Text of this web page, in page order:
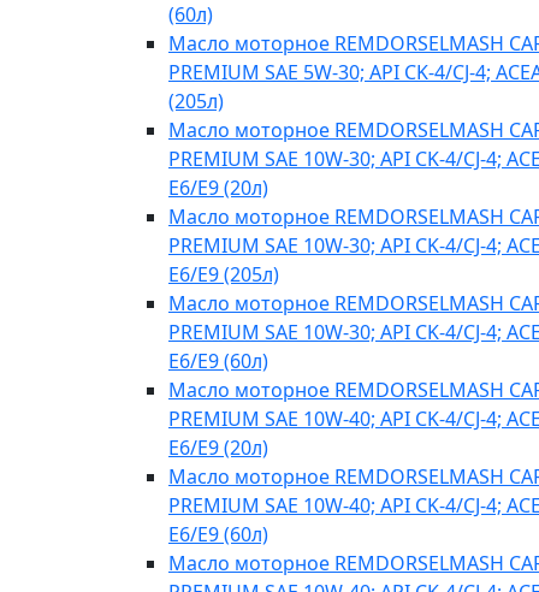
(60л)
Масло моторное REMDORSELMASH
PREMIUM SAE 5W-30; API CK-4/CJ-4;
(205л)
Масло моторное REMDORSELMASH
PREMIUM SAE 10W-30; API CK-4/CJ-4;
E6/E9 (20л)
Масло моторное REMDORSELMASH
PREMIUM SAE 10W-30; API CK-4/CJ-4;
E6/E9 (205л)
Масло моторное REMDORSELMASH
PREMIUM SAE 10W-30; API CK-4/CJ-4;
E6/E9 (60л)
Масло моторное REMDORSELMASH
PREMIUM SAE 10W-40; API CK-4/CJ-4;
E6/E9 (20л)
Масло моторное REMDORSELMASH
PREMIUM SAE 10W-40; API CK-4/CJ-4;
E6/E9 (60л)
Масло моторное REMDORSELMASH